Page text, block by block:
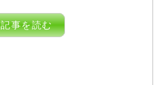
記事を読む